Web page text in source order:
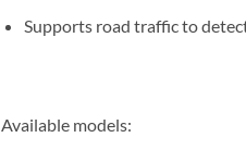
Supports road traffic to
Available models: